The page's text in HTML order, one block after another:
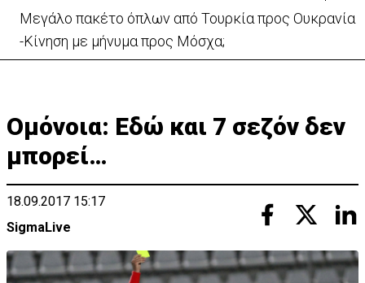
Μελέτησε το πόρισμα της φωτιάς στο Καλό Χωριό
ο Πάλμας- «Ουδέν σχόλιο»
Ομόνοια: Εδώ και 7 σεζόν δεν
μπορεί…
18.09.2017 15:17
SigmaLive